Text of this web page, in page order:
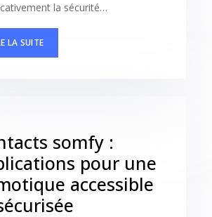
la sécurité…
LA SUITE
somfy :
pour une
accessible